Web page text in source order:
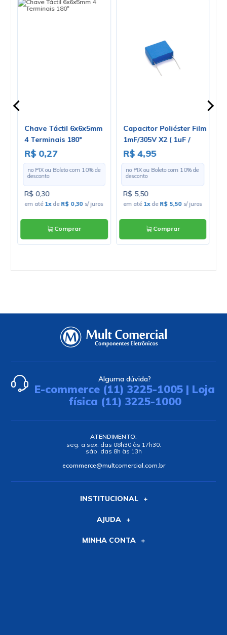
Chave Táctil 6x6x5mm
4 Terminais 180º
R$ 0,27
no PIX ou Boleto com 10% de
desconto
R$ 0,30
em até 1xde R$ 0,30 s/ juros
Comprar
Capacitor Poliéster Film
1mF/305V X2 ( 1uF /
1000nF / 105 ) Série
32923
R$ 4,95
no PIX ou Boleto com 10% de
desconto
R$ 5,50
em até 1xde R$ 5,50 s/ juros
Comprar
Alguma dúvida?
E-commerce (11) 3225-1005 | Loja
física (11) 3225-1000
ATENDIMENTO:
seg. a sex. das 08h30 às 17h30.
sáb. das 8h às 13h
ecommerce@multcomercial.com.br
INSTITUCIONAL
AJUDA
MINHA CONTA